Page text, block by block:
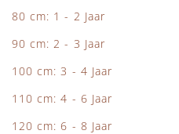
80 cm: 1 - 2 Jaar
90 cm: 2 - 3 Jaar
100 cm: 3 - 4 Jaar
110 cm: 4 - 6 Jaar
120 cm: 6 - 8 Jaar